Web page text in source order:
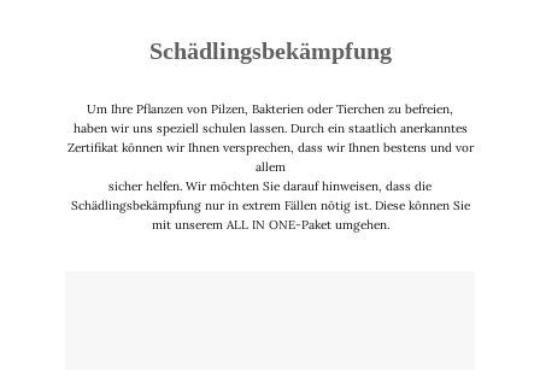
Schädlingsbekämpfung
Um Ihre Pflanzen von Pilzen, Bakterien oder Tierchen zu befreien,
haben wir uns speziell schulen lassen. Durch ein staatlich anerkanntes
Zertifikat können wir Ihnen versprechen, dass wir Ihnen bestens und vor
allem
sicher helfen. Wir möchten Sie darauf hinweisen, dass die
Schädlingsbekämpfung nur in extrem Fällen nötig ist. Diese können Sie
mit unserem ALL IN ONE-Paket umgehen.